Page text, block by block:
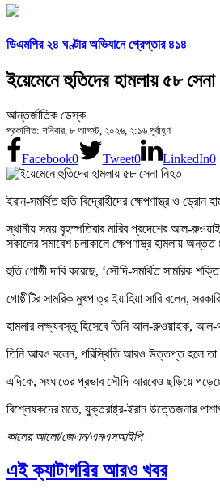
ডিএমপির ২৪ ঘণ্টার অভিযানে গ্রেপ্তার ৪১৪
ইয়েমেনে হুতিদের হামলায় ৫৮
আন্তর্জাতিক ডেস্ক
প্রকাশিত: শনিবার, ৮ আগস্ট, ২০২৬, ২:১৬ পূর্বাহ্ণ
Facebook0 Tweet0 LinkedIn0
ইরান-সমর্থিত হুতি বিদ্রোহীদের ক্ষেপণাস্ত্র ও
স্থানীয় সময় বৃহস্পতিবার মারিব প্রদেশের আল-
সকালের সমাবেশ চলাকালে ক্ষেপণাস্ত্র হামলায়
হুতি গোষ্ঠী দাবি করেছে, ‘সৌদি-সমর্থিত সামরিক
গোষ্ঠীটির সামরিক মুখপাত্র ইয়াহিয়া সারি বলেন,
হামলার লক্ষ্যবস্তু হিসেবে তিনি আল-রুওয়াইক,
তিনি আরও বলেন, পরিস্থিতি আরও উত্তপ্ত হলে তা
এদিকে, সংঘাতের প্রভাব সৌদি আরবেও ছড়িয়ে
বিশ্লেষকদের মতে, যুক্তরাষ্ট্র-ইরান উত্তেজনার
কালের আলো/জেএন/এমএসআইপি
এই ক্যাটাগরির আরও খবর